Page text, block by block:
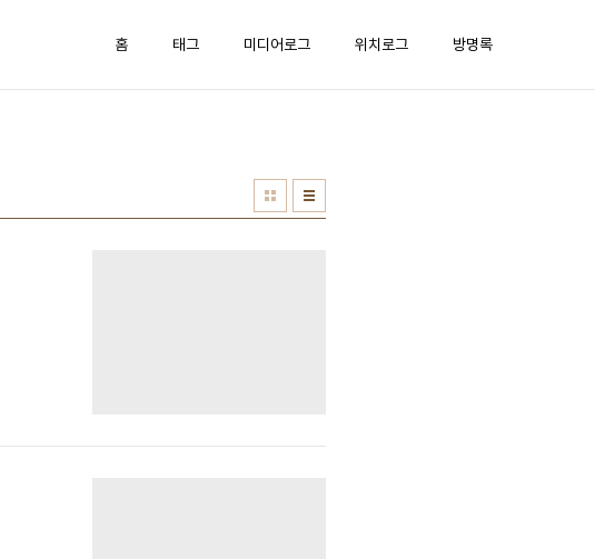
홈 태그 미디어로그 위치로그 방명록